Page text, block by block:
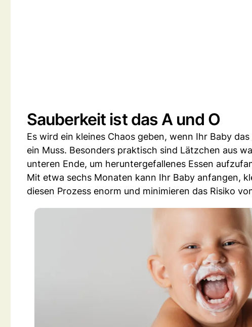
Sauberkeit ist das A und O
Es wird ein kleines Chaos geben, wenn Ihr Baby das
ein Muss. Besonders praktisch sind Lätzchen aus
unteren Ende, um heruntergefallenes Essen
Mit etwa sechs Monaten kann Ihr Baby anfangen,
diesen Prozess enorm und minimieren das Risiko